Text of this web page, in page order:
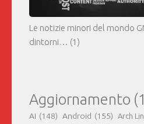
Le notizie minori del mondo
dintorni… (1)
Aggiornamento
AI (148) Android (155) Arch